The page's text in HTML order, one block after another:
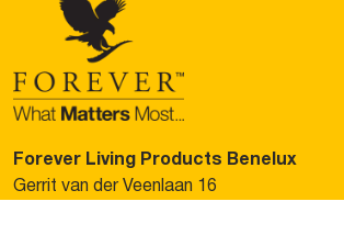
Forever Living Products Benelux
Gerrit van der Veenlaan 16